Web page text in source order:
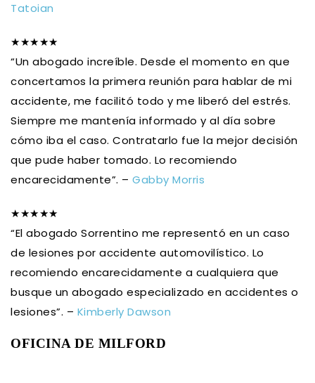
Tatoian
★★★★★
“Un abogado increíble. Desde el momento en que
concertamos la primera reunión para hablar de mi
accidente, me facilitó todo y me liberó del estrés.
Siempre me mantenía informado y al día sobre
cómo iba el caso. Contratarlo fue la mejor decisión
que pude haber tomado. Lo recomiendo
encarecidamente”. – Gabby Morris
★★★★★
“El abogado Sorrentino me representó en un caso
de lesiones por accidente automovilístico. Lo
recomiendo encarecidamente a cualquiera que
busque un abogado especializado en accidentes o
lesiones”. – Kimberly Dawson
OFICINA DE MILFORD